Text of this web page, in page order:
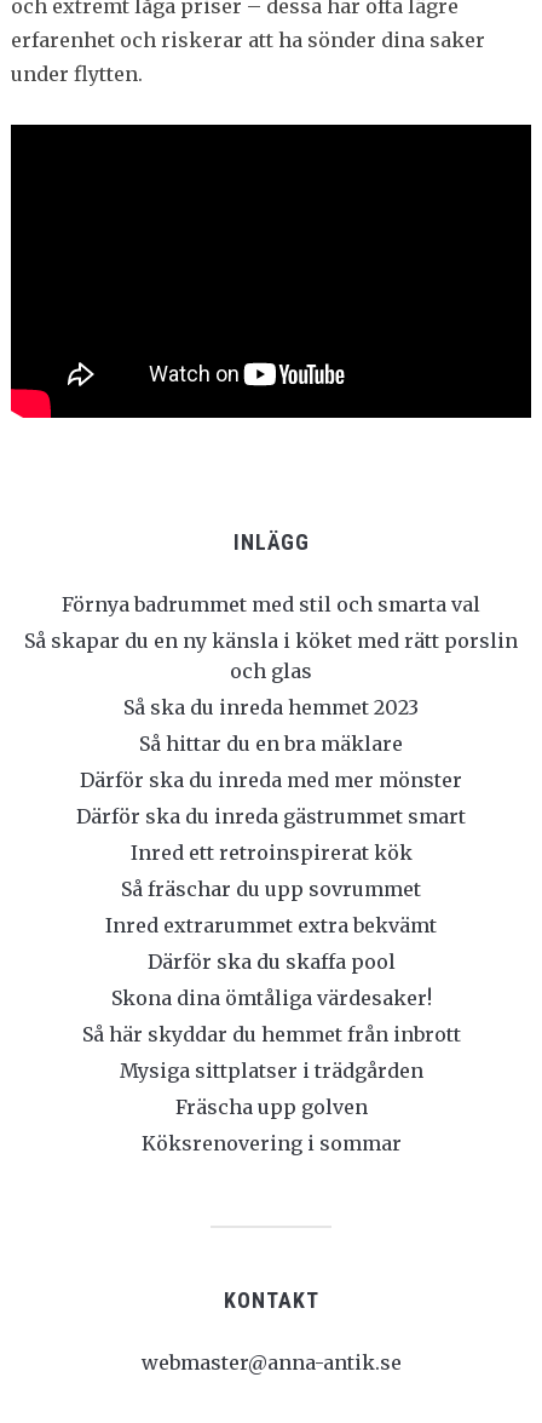
och extremt låga priser – dessa har ofta lägre
erfarenhet och riskerar att ha sönder dina saker
under flytten.
INLÄGG
Förnya badrummet med stil och smarta val
Så skapar du en ny känsla i köket med rätt porslin
och glas
Så ska du inreda hemmet 2023
Så hittar du en bra mäklare
Därför ska du inreda med mer mönster
Därför ska du inreda gästrummet smart
Inred ett retroinspirerat kök
Så fräschar du upp sovrummet
Inred extrarummet extra bekvämt
Därför ska du skaffa pool
Skona dina ömtåliga värdesaker!
Så här skyddar du hemmet från inbrott
Mysiga sittplatser i trädgården
Fräscha upp golven
Köksrenovering i sommar
KONTAKT
webmaster@anna-antik.se